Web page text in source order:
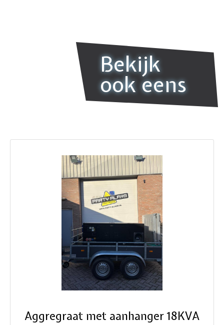
Bekijk
ook eens
Aggregraat met aanhanger 18KVA